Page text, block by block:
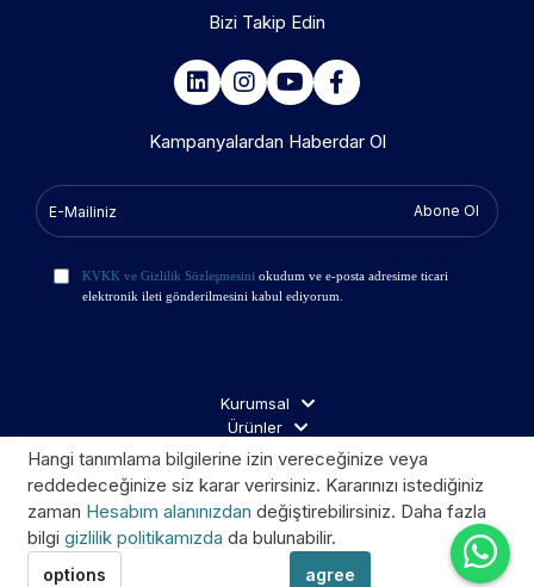
Bizi Takip Edin
Kampanyalardan Haberdar Ol
Abone Ol
KVKK ve Gizlilik Sözleşmesini okudum ve e-posta adresime ticari
elektronik ileti gönderilmesini kabul ediyorum.
Kurumsal
Ürünler
İş Ortakları
Ziyaretçi Aydınlatma
Telif © 2026 Kroom. Tüm hakları saklıdır.
Hangi tanımlama bilgilerine izin vereceğinize veya
reddedeceğinize siz karar verirsiniz. Kararınızı istediğiniz
zaman Hesabım alanınızdan değiştirebilirsiniz. Daha fazla
bilgi gizlilik politikamızda da bulunabilir.
options agree